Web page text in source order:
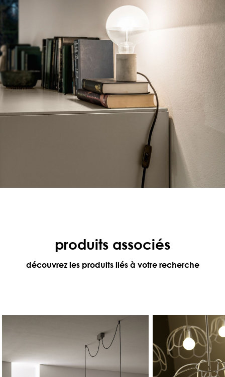
produits associés
découvrez les produits liés à votre recherche